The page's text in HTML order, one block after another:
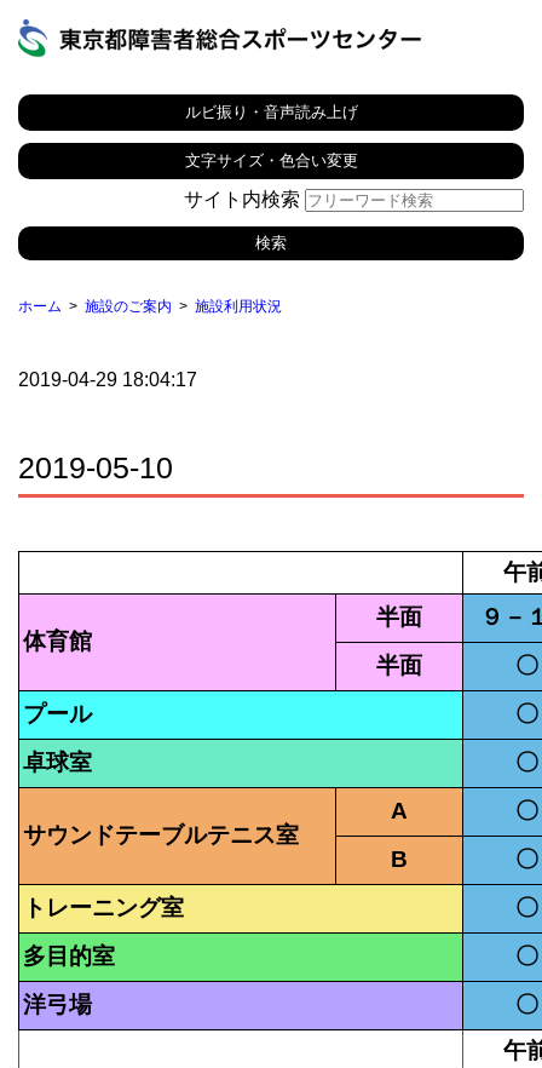
ルビ振り・音声読み上げ
文字サイズ・色合い変更
サイト内検索
ホーム 施設のご案内 施設利用状況
2019-04-29 18:04:17
2019-05-10
午
体育館
半面
９－
半面
〇
プール
〇
卓球室
〇
サウンドテーブルテニス室
A
〇
B
〇
トレーニング室
〇
多目的室
〇
洋弓場
〇
午